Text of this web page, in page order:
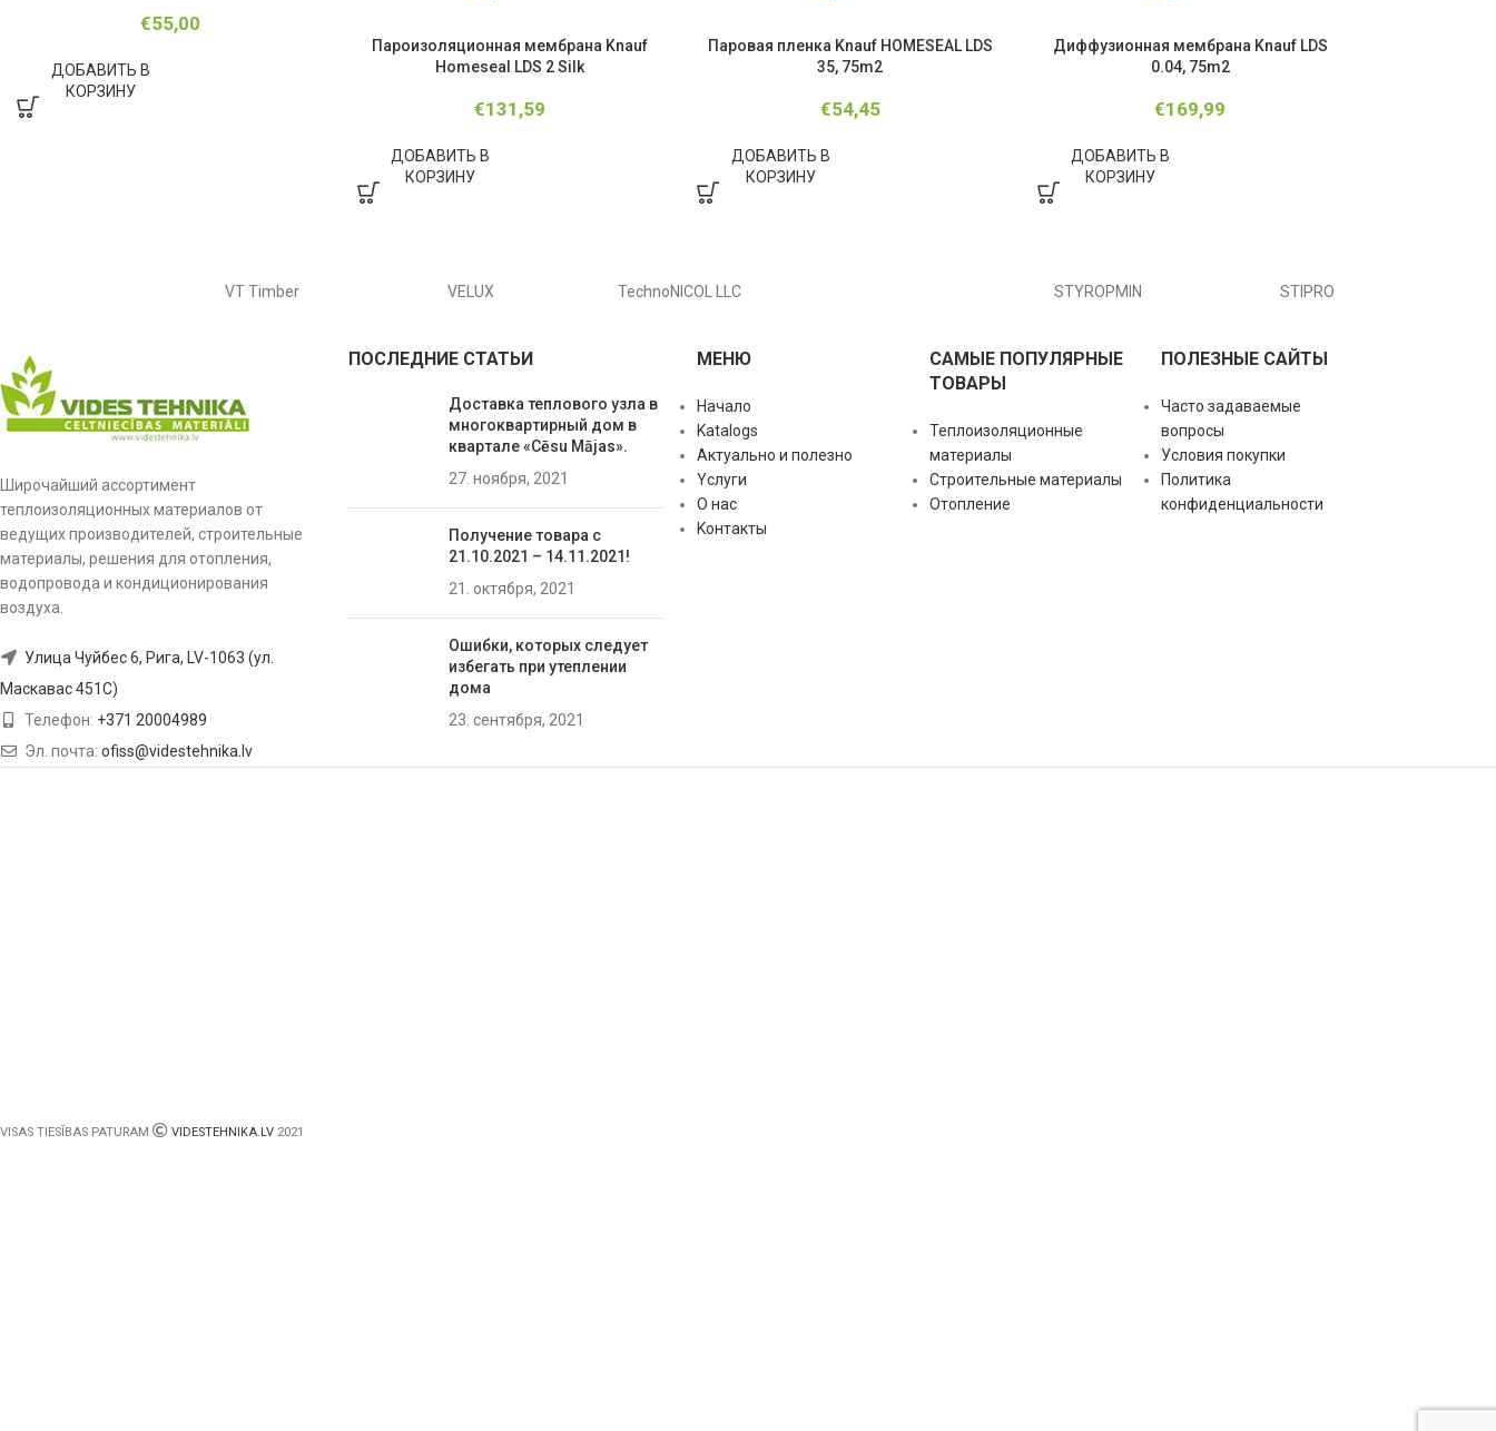
€55,00
ДОБАВИТЬ В
КОРЗИНУ
Пароизоляционная мембрана Knauf
Homeseal LDS 2 Silk
€131,59
ДОБАВИТЬ В
КОРЗИНУ
Паровая пленка Knauf HOMESEAL LDS
35, 75m2
€54,45
ДОБАВИТЬ В
КОРЗИНУ
Диффузионная мембрана Knauf LDS
0.04, 75m2
€169,99
ДОБАВИТЬ В
КОРЗИНУ
VT Timber VELUX TechnoNICOL LLC STYROPMIN STIPRO
Широчайший ассортимент
теплоизоляционных материалов от
ведущих производителей, строительные
материалы, решения для отопления,
водопровода и кондиционирования
воздуха.
Улица Чуйбес 6, Рига, LV-1063 (ул.
Маскавас 451C)
Телефон: +371 20004989
Эл. почта: ofiss@videstehnika.lv
ПОСЛЕДНИЕ СТАТЬИ
Доставка теплового узла в
многоквартирный дом в
квартале «Cēsu Mājas».
27. ноября, 2021
Получение товара с
21.10.2021 – 14.11.2021!
21. октября, 2021
Ошибки, которых следует
избегать при утеплении
домa
23. сентября, 2021
МЕНЮ
Начало
Katalogs
Актуально и полезно
Yслуги
О нас
Kонтакты
САМЫЕ ПОПУЛЯРНЫЕ
ТОВАРЫ
Теплоизоляционные
материалы
Строительные материалы
Отопление
ПОЛЕЗНЫЕ САЙТЫ
Часто задаваемые
вопросы
Условия покупки
Политика
конфиденциальности
VISAS TIESĪBAS PATURAM VIDESTEHNIKA.LV 2021